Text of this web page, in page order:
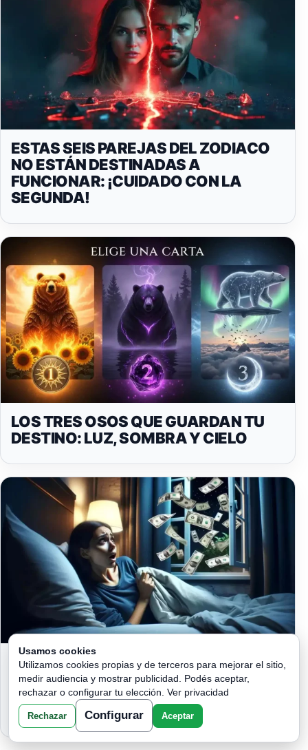
ESTAS SEIS PAREJAS DEL ZODIACO
NO ESTÁN DESTINADAS A
FUNCIONAR: ¡CUIDADO CON LA
SEGUNDA!
LOS TRES OSOS QUE GUARDAN TU
DESTINO: LUZ, SOMBRA Y CIELO
NUNCA HAGAS ESTAS CUATRO
COSAS ANTES DE IRTE A DORMIR, EL
DINERO SE IRÁ VOLANDO Y NUNCA
MÁS REGRESARÁ!
Usamos cookies
Utilizamos cookies propias y de terceros para mejorar el sitio,
medir audiencia y mostrar publicidad. Podés aceptar,
rechazar o configurar tu elección. Ver privacidad
Rechazar Configurar Aceptar